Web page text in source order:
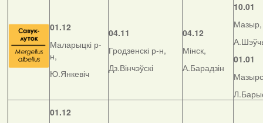
01.12
Маларыцкі р-
н,
Ю.Янкевіч
04.11
Гродзенскі р-н,
Дз.Вінчэўскі
04.12
Мінск,
А.Барадзін
10.01
Мазыр,
01.01
01.12